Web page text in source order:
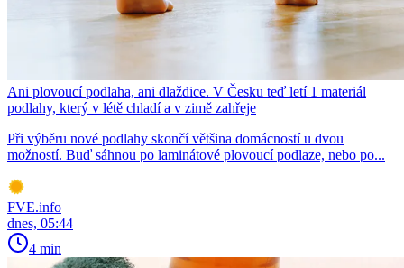
Ani plovoucí podlaha, ani dlaždice. V Česku teď letí 1 materiál
podlahy, který v létě chladí a v zimě zahřeje
Při výběru nové podlahy skončí většina domácností u dvou
možností. Buď sáhnou po laminátové plovoucí podlaze, nebo po...
FVE.info
dnes, 05:44
4 min